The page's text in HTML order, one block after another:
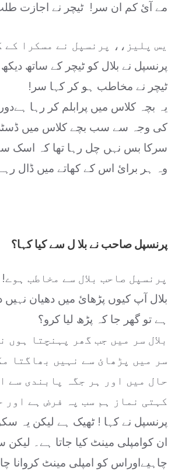
مے آئ کم ان سر! ٹیچر نے اجازت
یس پلیز،، پرنسپل نے مسکرا کے
پرنسپل نے بلال کو ٹیچر کے ساتھ
ٹیچر نے مخاطب ہو کر کہا سر!
یہ بچہ کلاس میں پرابلم کر رہا
کی وجہ سے سب بچے کلاس میں
سرکا بس نہں چل رہا تھا کہ اسک
وہ ہر برائ اس کے کھاتے میں ڈال
پرنسپل صاحب نے بلا ل سے کیا کہا؟
پرنسپل صاحب بلال سے مخاطب ہوے!
بلال آپ کیوں پڑھائ میں دھیان نہیں
ہے تو گھر جا کہ پڑھ لیا کرو؟
بلال سر میں جب گھر پہنچتا
سر میں پڑھائ سے نہیں بھاگتا
حال میں اور ہر جگہ پابندی سے
کہتی نماز ہم سب پہ فرض ہے
پرنسپل نے کہا ! ٹھیک ہے لیکن یہ
ان کوامپلی مینٹ کیا جاتا ہے۔ لیکن
چاہیےاوراس کو امپلی مینٹ کروانا